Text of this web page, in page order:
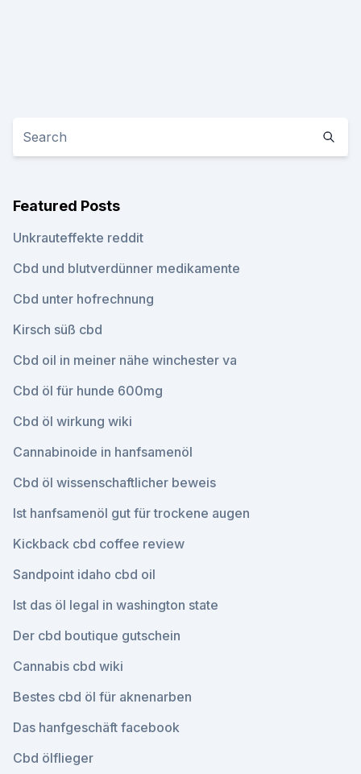
Featured Posts
Unkrauteffekte reddit
Cbd und blutverdünner medikamente
Cbd unter hofrechnung
Kirsch süß cbd
Cbd oil in meiner nähe winchester va
Cbd öl für hunde 600mg
Cbd öl wirkung wiki
Cannabinoide in hanfsamenöl
Cbd öl wissenschaftlicher beweis
Ist hanfsamenöl gut für trockene augen
Kickback cbd coffee review
Sandpoint idaho cbd oil
Ist das öl legal in washington state
Der cbd boutique gutschein
Cannabis cbd wiki
Bestes cbd öl für aknenarben
Das hanfgeschäft facebook
Cbd ölflieger